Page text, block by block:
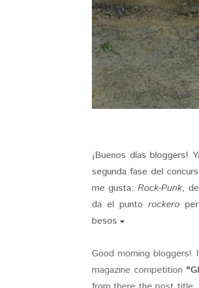
¡Buenos días bloggers!
segunda fase del
me gusta:Rock-Punk,
da el punto rockero
besos ❤
Good morning
magazine competition